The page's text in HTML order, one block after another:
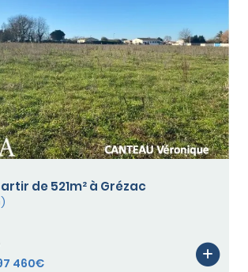
de 521m² à Grézac
460€